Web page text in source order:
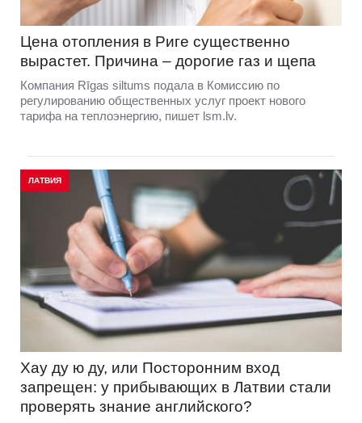
Цена отопления в Риге существенно
вырастет. Причина – дорогие газ и щепа
Компания Rīgas siltums подала в Комиссию по
регулированию общественных услуг проект нового
тарифа на теплоэнергию, пишет lsm.lv.
ЛАТВИЯ
Хау ду ю ду, или Посторонним вход
запрещен: у прибывающих в Латвии стали
проверять знание английского?